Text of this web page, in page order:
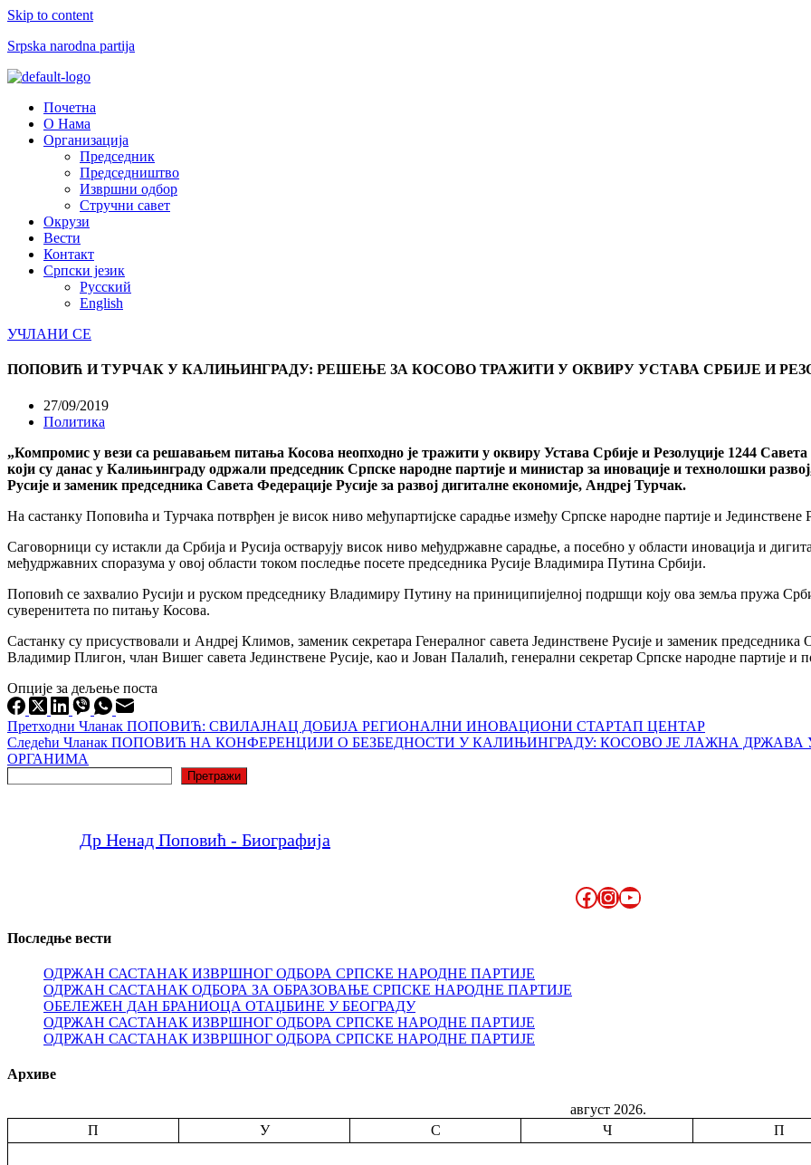
Skip to content
Srpska narodna partija
Menu
Почетна
О Нама
Организација
Председник
Председништво
Извршни одбор
Стручни савет
Окрузи
Вести
Контакт
Српски језик
Русский
English
УЧЛАНИ СЕ
ПОПОВИЋ И ТУРЧАК У КАЛИЊИНГРАДУ: РЕШЕЊЕ ЗА КОСОВО ТРАЖИТИ У ОКВИРУ УСТАВА СРБИЈЕ И
27/09/2019
Политика
„Компромис у вези са решавањем питања Косова неопходно је тражити у оквиру Устава Србије и Резолуције 1244 Савета
који су данас у Калињинграду одржали председник Српске народне партије и министар за иновације и технолошки
Русије и заменик председника Савета Федерације Русије за развој дигиталне економије, Андреј Турчак.
На састанку Поповића и Турчака потврђен је висок ниво међупартијске сарадње између Српске народне партије и Јединствене
Саговорници су истакли да Србија и Русија остварују висок ниво међудржавне сарадње, а посебно у области иновација и
међудржавних споразума у овој области током последње посете председника Русије Владимира Путина Србији.
Поповић се захвалио Русији и руском председнику Владимиру Путину на приниципијелној подршци коју ова земља пружа
суверенитета по питању Косова.
Састанку су присуствовали и Андреј Климов, заменик секретара Генералног савета Јединствене Русије и заменик
Владимир Плигон, члан Вишег савета Јединствене Русије, као и Јован Палалић, генерални секретар Српске народне партије
Опције за дељење поста
Претходни Чланак ПОПОВИЋ: СВИЛАЈНАЦ ДОБИЈА РЕГИОНАЛНИ ИНОВАЦИОНИ СТАРТАП ЦЕНТАР
Следећи Чланак ПОПОВИЋ НА КОНФЕРЕНЦИЈИ О БЕЗБЕДНОСТИ У КАЛИЊИНГРАДУ: КОСОВО ЈЕ ЛАЖНА
ОРГАНИМА
Претражи
Др Ненад Поповић - Биографија
Facebook
Instagram
YouTube
Последње вести
ОДРЖАН САСТАНАК ИЗВРШНОГ ОДБОРА СРПСКЕ НАРОДНЕ ПАРТИЈЕ
ОДРЖАН САСТАНАК ОДБОРА ЗА ОБРАЗОВАЊЕ СРПСКЕ НАРОДНЕ ПАРТИЈЕ
ОБЕЛЕЖЕН ДАН БРАНИОЦА ОТАЏБИНЕ У БЕОГРАДУ
ОДРЖАН САСТАНАК ИЗВРШНОГ ОДБОРА СРПСКЕ НАРОДНЕ ПАРТИЈЕ
ОДРЖАН САСТАНАК ИЗВРШНОГ ОДБОРА СРПСКЕ НАРОДНЕ ПАРТИЈЕ
Архиве
август 2026.
П
У С Ч П